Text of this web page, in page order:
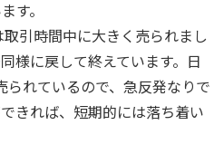
す。
引時間中に大きく売られまし
様に戻して終えています。日
れているので、急反発なりで
きれば、短期的には落ち着い